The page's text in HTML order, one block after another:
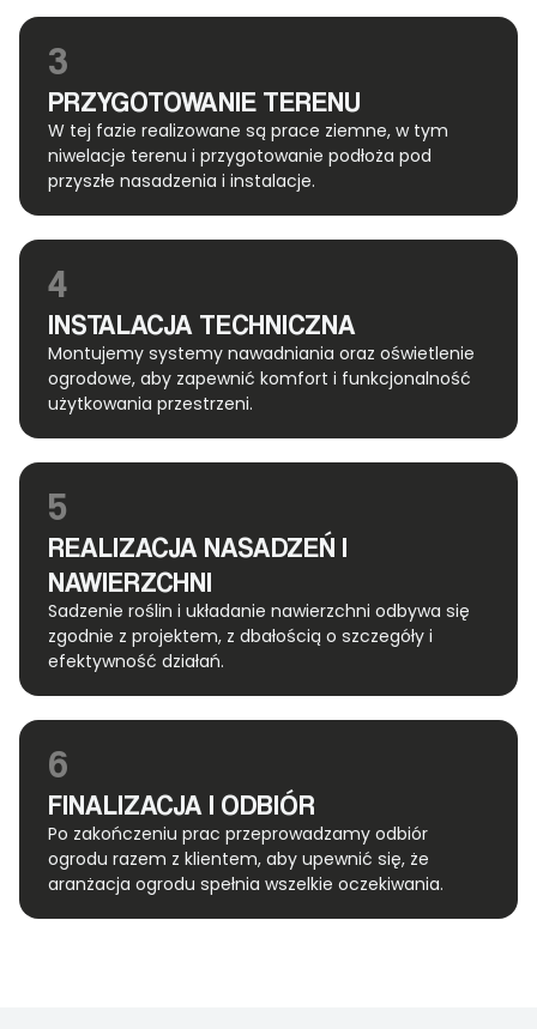
3
PRZYGOTOWANIE TERENU
W tej fazie realizowane są prace ziemne, w tym
niwelacje terenu i przygotowanie podłoża pod
przyszłe nasadzenia i instalacje.
4
INSTALACJA TECHNICZNA
Montujemy systemy nawadniania oraz oświetlenie
ogrodowe, aby zapewnić komfort i funkcjonalność
użytkowania przestrzeni.
5
REALIZACJA NASADZEŃ I
NAWIERZCHNI
Sadzenie roślin i układanie nawierzchni odbywa się
zgodnie z projektem, z dbałością o szczegóły i
efektywność działań.
6
FINALIZACJA I ODBIÓR
Po zakończeniu prac przeprowadzamy odbiór
ogrodu razem z klientem, aby upewnić się, że
aranżacja ogrodu spełnia wszelkie oczekiwania.